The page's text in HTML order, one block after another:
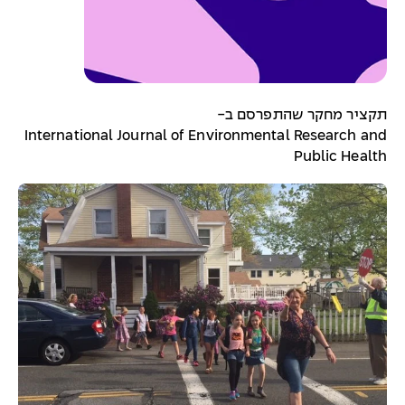
תקציר מחקר שהתפרסם ב-
International Journal of Environmental Research and
Public Health